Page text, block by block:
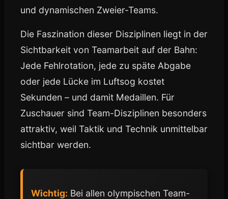
und dynamischen Zweier-Teams.
Die Faszination dieser Disziplinen liegt in der
Sichtbarkeit von Teamarbeit auf der Bahn:
Jede Fehlrotation, jede zu späte Abgabe
oder jede Lücke im Luftsog kostet
Sekunden – und damit Medaillen. Für
Zuschauer sind Team-Disziplinen besonders
attraktiv, weil Taktik und Technik unmittelbar
sichtbar werden.
Wichtig: Bei allen olympischen Team-